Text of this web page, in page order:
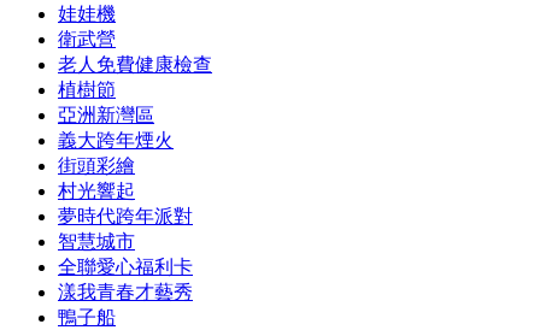
娃娃機
衛武營
老人免費健康檢查
植樹節
亞洲新灣區
義大跨年煙火
街頭彩繪
村光響起
夢時代跨年派對
智慧城市
全聯愛心福利卡
漾我青春才藝秀
鴨子船